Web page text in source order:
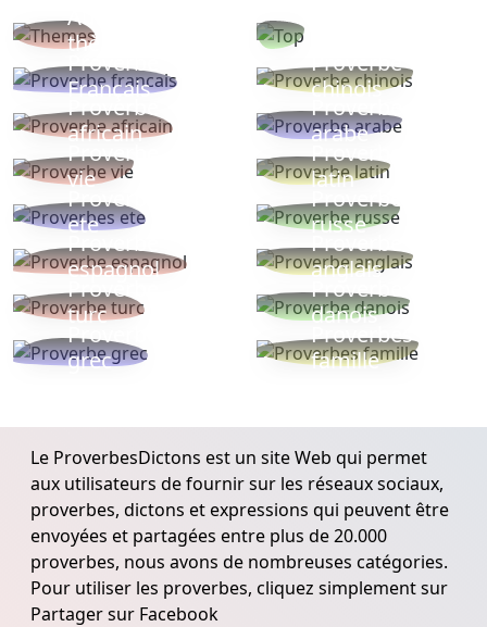
Autres
thèmes
Proverbe
Français
Proverbe
chinois
Proverbe
africain
Proverbe
arabe
Proverbe
vie
Proverbe
latin
Proverbes
ete
Proverbe
russe
Proverbe
espagnol
Proverbe
anglais
Proverbe
turc
Proverbe
danois
Proverbe
grec
Proverbes
famille
Le ProverbesDictons est un site Web qui permet
aux utilisateurs de fournir sur les réseaux sociaux,
proverbes, dictons et expressions qui peuvent être
envoyées et partagées entre plus de 20.000
proverbes, nous avons de nombreuses catégories.
Pour utiliser les proverbes, cliquez simplement sur
Partager sur Facebook